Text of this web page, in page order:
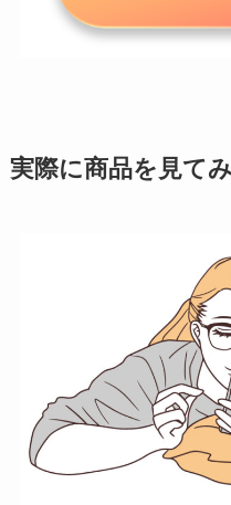
実際に商品を見て